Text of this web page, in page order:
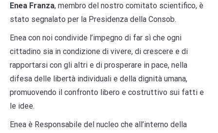
Enea Franza, membro del nostro comitato scientifico, è
stato segnalato per la Presidenza della Consob.
Enea con noi condivide l’impegno di far sì che ogni
cittadino sia in condizione di vivere, di crescere e di
rapportarsi con gli altri e di prosperare in pace, nella
difesa delle libertà individuali e della dignità umana,
promuovendo il confronto libero e costruttivo sui fatti e
le idee.
Enea è Responsabile del nucleo che all’interno della